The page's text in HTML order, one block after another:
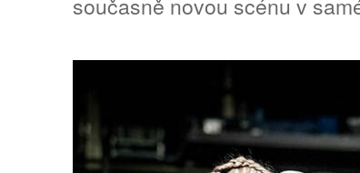
současně novou scénu v